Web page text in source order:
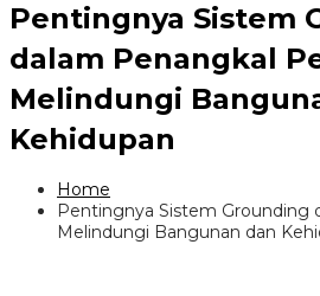
Pentingnya Sistem
dalam Penangkal
Melindungi
Kehidupan
Home
Pentingnya Sistem Grounding
Melindungi Bangunan dan